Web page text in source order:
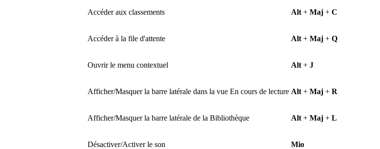
Accéder aux classements Alt + Maj + C
Accéder à la file d'attente Alt + Maj + Q
Ouvrir le menu contextuel Alt + J
Afficher/Masquer la barre latérale dans la vue En cours de lecture Alt + Maj + R
Afficher/Masquer la barre latérale de la Bibliothèque Alt + Maj + L
Désactiver/Activer le son Mio